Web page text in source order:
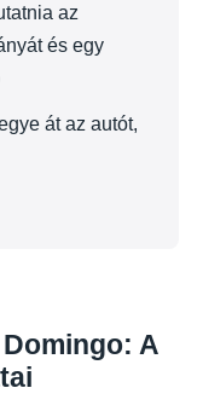
az
és egy
át az autót,
A